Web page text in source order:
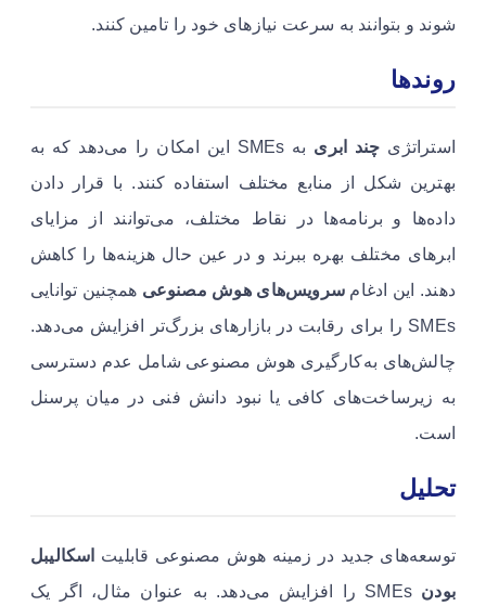
شوند و بتوانند به سرعت نیازهای خود را تامین کنند.
روندها
استراتژی چند ابری
به SMEs این امکان را می‌دهد که به
بهترین شکل از منابع مختلف استفاده کنند. با قرار دادن
داده‌ها و برنامه‌ها در نقاط مختلف، می‌توانند از مزایای
ابرهای مختلف بهره ببرند و در عین حال هزینه‌ها را کاهش
دهند. این ادغامسرویس‌های هوش مصنوعی همچنین توانایی
SMEs را برای رقابت در بازارهای بزرگ‌تر افزایش می‌دهد.
چالش‌های به‌کارگیری هوش مصنوعی شامل عدم دسترسی
به زیرساخت‌های کافی یا نبود دانش فنی در میان پرسنل
است.
تحلیل
توسعه‌های جدید در زمینه هوش مصنوعی قابلیت
اسکالیبل
بودن
SMEs را افزایش می‌دهد. به عنوان مثال، اگر یک